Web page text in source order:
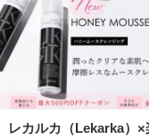
レカルカ（Lekarka）×